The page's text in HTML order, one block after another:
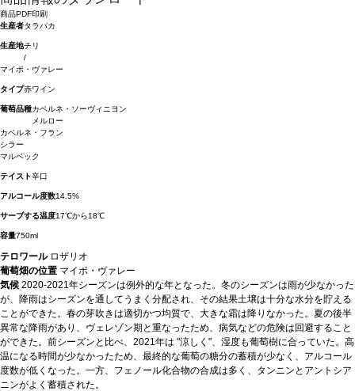
商品PDF印刷
生産者タラパカ
生産地チリ
/
マイポ・ヴァレー
タイプ赤ワイン
葡萄品種カベルネ・ソーヴィニヨン
メルロー
カベルネ・フラン
シラー
マルベック
テイスト辛口
アルコール度数14.5%
サーブする温度17℃から18℃
容量750ml
テロワール ロザリオ
葡萄畑の位置 マイポ・ヴァレー
気候 2020-2021年シーズンは例外的な年となった。冬のシーズンは雨が少なかった
が、降雨はシーズンを通してうまく分配され、その結果土壌は十分な水分を貯える
ことができた。春の芽吹きは適切かつ均質で、大きな霜は降りなかった。夏の後半
異常な降雨があり、ヴェレゾン期と重なったため、病気などの危険は回避すること
ができた。前シーズンと比べ、2021年は "涼しく"、湿度も葡萄樹に合っていた。高
温になる時間が少なかったため、最終的な葡萄の糖分の蓄積が少なく、アルコール
度数が低くなった。一方、フェノール化合物の合成は多く、タンニンとアントシア
ニンがよく蓄積された。